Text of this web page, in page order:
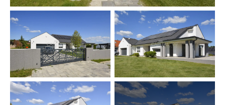
OBJECTNUMMER: 4181
Nederlandstalige medewerker Capital99:
Van de Vyver Rita
tel.: +36 305 708 151
E-mail: vandevyverrita@hotmail.com